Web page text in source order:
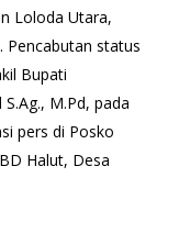
Loloda Utara,
Pencabutan status
Bupati
M.Pd, pada
pers di Posko
Halut, Desa